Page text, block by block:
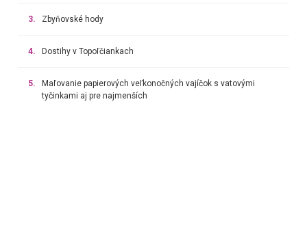
3. Zbyňovské hody
4. Dostihy v Topoľčiankach
5.
Maľovanie papierových veľkonočných vajíčok s vatovými
tyčinkami aj pre najmenších